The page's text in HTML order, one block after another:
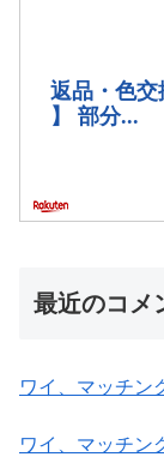
最近のコメ
ワイ、マッチン
ワイ、マッチン